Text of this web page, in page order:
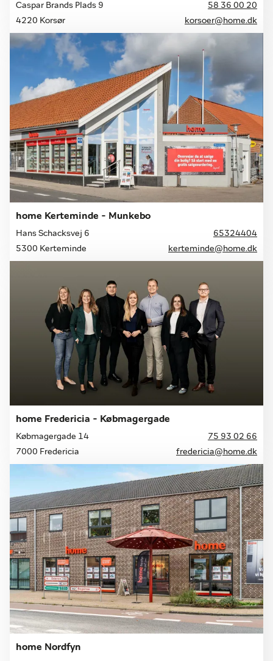
Caspar Brands Plads 9
58 36 00 20
4220 Korsør
korsoer@home.dk
home Kerteminde - Munkebo
Hans Schacksvej 6
65324404
5300 Kerteminde
kerteminde@home.dk
home Fredericia - Købmagergade
Købmagergade 14
75 93 02 66
7000 Fredericia
fredericia@home.dk
home Nordfyn